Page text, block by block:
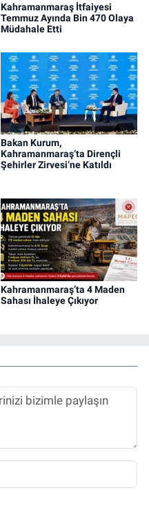
Kahramanmaraş İtfaiyesi
Temmuz Ayında Bin 470 Olaya
Müdahale Etti
Bakan Kurum,
Kahramanmaraş’ta Dirençli
Şehirler Zirvesi’ne Katıldı
Kahramanmaraş’ta 4 Maden
Sahası İhaleye Çıkıyor